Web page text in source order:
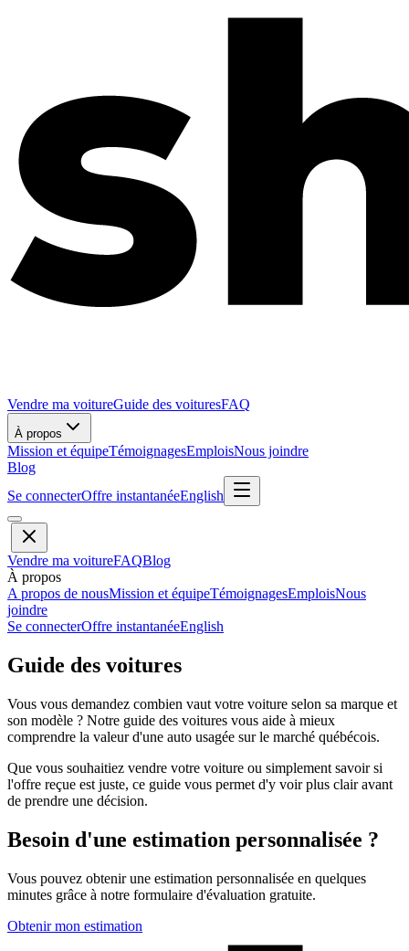
Vendre ma voitureGuide des voituresFAQ
À propos
Mission et équipeTémoignagesEmploisNous joindre
Blog
Se connecterOffre instantanéeEnglish
Vendre ma voitureFAQBlog
À propos
A propos de nousMission et équipeTémoignagesEmploisNous
joindre
Se connecterOffre instantanéeEnglish
Guide des voitures
Vous vous demandez combien vaut votre voiture selon sa marque et
son modèle ? Notre guide des voitures vous aide à mieux
comprendre la valeur d'une auto usagée sur le marché québécois.
Que vous souhaitiez vendre votre voiture ou simplement savoir si
l'offre reçue est juste, ce guide vous permet d'y voir plus clair avant
de prendre une décision.
Besoin d'une estimation personnalisée ?
Vous pouvez obtenir une estimation personnalisée en quelques
minutes grâce à notre formulaire d'évaluation gratuite.
Obtenir mon estimation